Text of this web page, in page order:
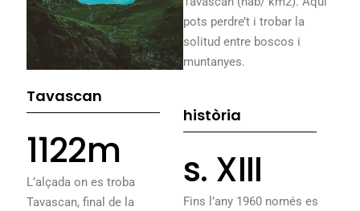
Tavascan
1122m
L’alçada on es troba
Tavascan, final de la
pots perdre’t i trobar la
solitud entre boscos i
muntanyes.
història
s. XIII
Fins l’any 1960 només es